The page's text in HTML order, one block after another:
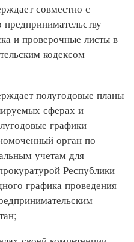
совместно с
и проверочные листы в
кодексом
полугодовые планы
сферах и
графики
орган по
учетам для
Республики
графика проведения